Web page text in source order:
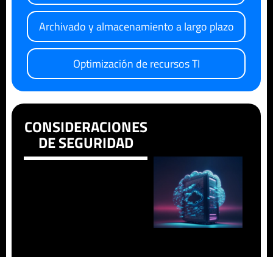
Archivado y almacenamiento a largo plazo
Optimización de recursos TI
CONSIDERACIONES
DE SEGURIDAD